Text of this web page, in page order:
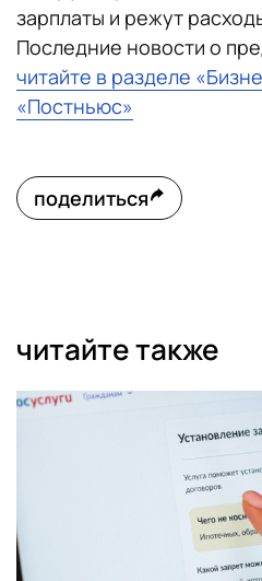
зарплаты и режут
Последние новости о
читайте в разделе
«Постньюс»
поделиться
читайте также